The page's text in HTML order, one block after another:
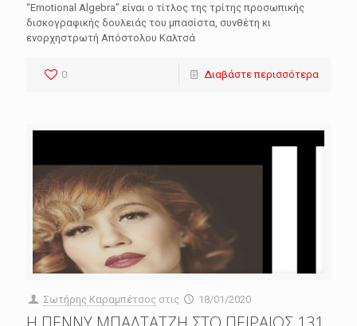
“Εmotional Algebra” είναι ο τίτλος της τρίτης προσωπικής
δισκογραφικής δουλειάς του μπασίστα, συνθέτη κι
ενορχηστρωτή Απόστολου Καλτσά
0 Διαβάστε περισσότερα
Σωτήρης Καραμπέτσος στις 18/01/2020